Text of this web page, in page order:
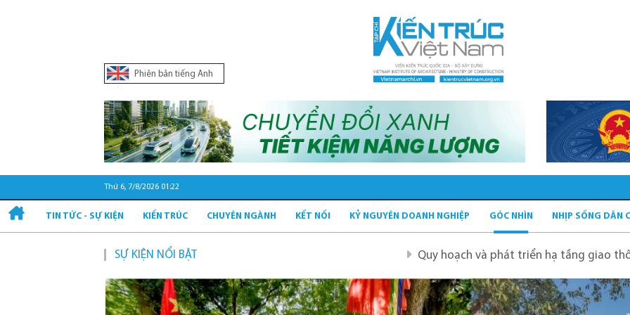
Phiên bản tiếng Anh
Thứ 6, 7/8/2026 01:22
TIN TỨC - SỰ KIỆN KIẾN TRÚC CHUYÊN NGÀNH KẾT NỐI KỶ NGUYÊN DOANH NGHIỆP GÓC NHÌN NHỊP SỐNG DÂN
SỰ KIỆN NỔI BẬT Quy hoạch và phát triển hạ tầng giao thông tĩnh xanh